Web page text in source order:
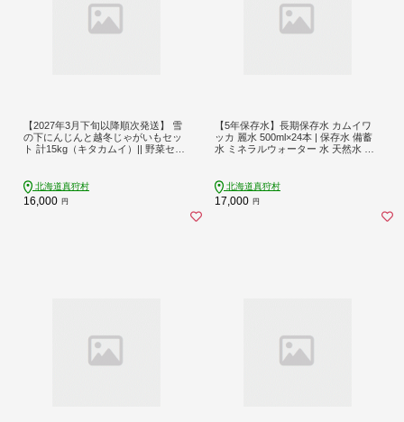
【2027年3月下旬以降順次発送】 雪
の下にんじんと越冬じゃがいもセッ
ト 計15kg（キタカムイ）|| 野菜セッ
ター [BPAM037]
北海道真狩村
16,000 円
【5年保存水】長期保存水 カムイワ
ッカ 麗水 500ml×24本 | 保存水 備蓄
水 ミネラルウォーター 水 天然水 飲
式会社ジャパン・ミネラル [BPAI001]
北海道真狩村
17,000 円